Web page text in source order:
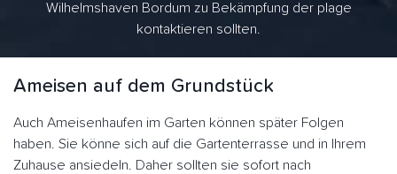
Wilhelmshaven Bordum zu Bekämpfung der plage
kontaktieren sollten.
Ameisen auf dem Grundstück
Auch Ameisenhaufen im Garten können später Folgen
haben. Sie könne sich auf die Gartenterrasse und in Ihrem
Zuhause ansiedeln. Daher sollten sie sofort nach